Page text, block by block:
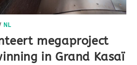
NL
megaproject
in Grand Kasaï